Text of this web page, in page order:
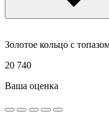
Золотое кольцо с
20 740
Ваша оценка